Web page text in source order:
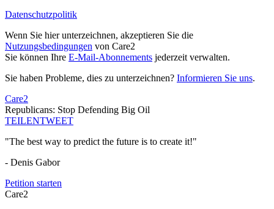
Datenschutzpolitik
Wenn Sie hier unterzeichnen, akzeptieren Sie die
Nutzungsbedingungen von Care2
Sie können Ihre E-Mail-Abonnements jederzeit verwalten.
Sie haben Probleme, dies zu unterzeichnen? Informieren Sie uns.
Care2
Republicans: Stop Defending Big Oil
TEILENTWEET
"The best way to predict the future is to create it!"
- Denis Gabor
Petition starten
Care2